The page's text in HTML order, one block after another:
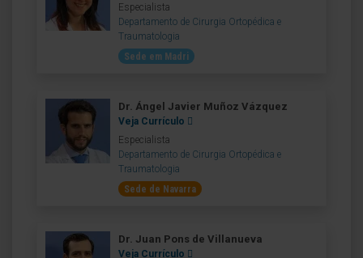
Especialista
Departamento de Cirurgia Ortopédica e
Traumatologia
Sede em Madri
Dr. Ángel Javier Muñoz Vázquez
Veja Currículo
Especialista
Departamento de Cirurgia Ortopédica e
Traumatologia
Sede de Navarra
Dr. Juan Pons de Villanueva
Veja Currículo